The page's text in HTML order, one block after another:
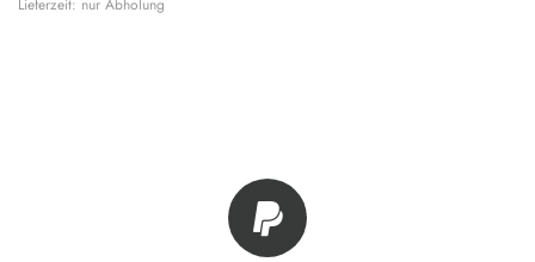
Lieferzeit: nur Abholung